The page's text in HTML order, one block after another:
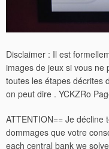
Disclaimer : Il est
images de jeux si vous ne
toutes les étapes décrites
on peut dire . YCKZRo
ATTENTION== Je décline
dommages que votre
each central bank we